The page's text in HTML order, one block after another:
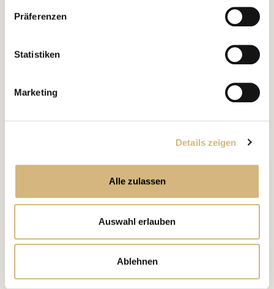
mehr darüber, wer wir sind, wie Sie uns
kontaktieren können und wie wir personenbezogene
Präferenzen
Statistiken
Marketing
Details zeigen
Alle zulassen
Auswahl erlauben
Ablehnen
abgestimmt auf Deine Bedürfnisse.
Bei CHANNOINE stehst Du im Mittelpunkt und unsere
Expert/-innen sind für Dich da, wenn Du uns brauchst.
Wir freuen uns auf DICH!